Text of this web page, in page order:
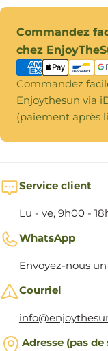
Commandez
chez
Modes
de
paiement
Commandez
Enjoythesun via
(paiement après
Service client
Lu - ve, 9h00 -
WhatsApp
Envoyez-nous
Courriel
Adresse (pas